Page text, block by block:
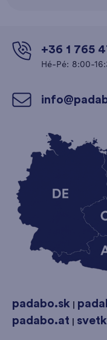
+36 1 765
Hé-Pé: 8:00-
padabo.sk |
padabo.at |